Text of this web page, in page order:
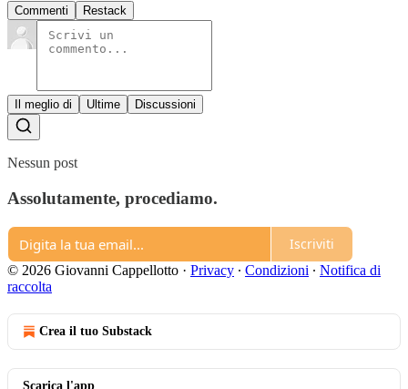
Commenti Restack
Il meglio di Ultime Discussioni
Nessun post
Assolutamente, procediamo.
Iscriviti
© 2026 Giovanni Cappellotto · Privacy ∙ Condizioni ∙ Notifica di
raccolta
Crea il tuo Substack
Scarica l'app